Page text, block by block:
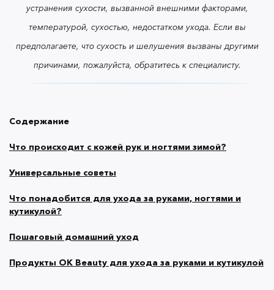
Пошаговый домашний уход
Что происходит с кожей рук и
ногтями зимой?
Кожа рук ежедневно подвергается стрессу,
особенно когда температура опускается ниже
устранения сухости, вызванной внешними факторами,
температурой, сухостью, недостатком ухода. Если вы
предполагаете, что сухость и шелушения вызваны другими
причинами, пожалуйста, обратитесь к специалисту.
Содержание
Что происходит с кожей рук и ногтями зимой?
Универсальные советы
Что понадобится для ухода за руками, ногтями и
кутикулой?
Пошаговый домашний уход
Продукты OK Beauty для ухода за руками и кутикулой